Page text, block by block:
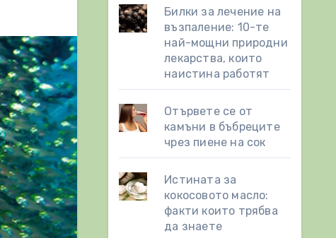
Билки за лечение на
възпаление: 10-те
най-мощни природни
лекарства, които
наистина работят
Отървете се от
камъни в бъбреците
чрез пиене на сок
Истината за
кокосовото масло:
факти които трябва
да знаете